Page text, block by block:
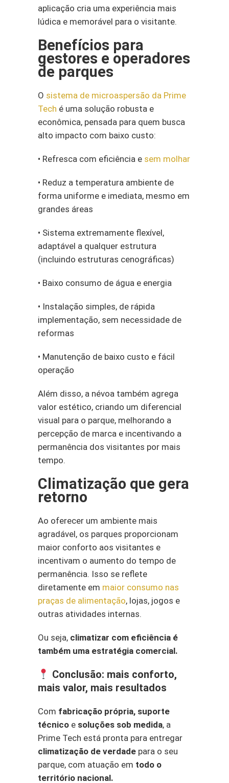
aplicação cria uma experiência mais
lúdica e memorável para o visitante.
Benefícios para
gestores e operadores
de parques
O sistema de microaspersão da Prime
Tech é uma solução robusta e
econômica, pensada para quem busca
alto impacto com baixo custo:
• Refresca com eficiência e sem molhar
• Reduz a temperatura ambiente de
forma uniforme e imediata, mesmo em
grandes áreas
• Sistema extremamente flexível,
adaptável a qualquer estrutura
(incluindo estruturas cenográficas)
• Baixo consumo de água e energia
• Instalação simples, de rápida
implementação, sem necessidade de
reformas
• Manutenção de baixo custo e fácil
operação
Além disso, a névoa também agrega
valor estético, criando um diferencial
visual para o parque, melhorando a
percepção de marca e incentivando a
permanência dos visitantes por mais
tempo.
Climatização que gera
retorno
Ao oferecer um ambiente mais
agradável, os parques proporcionam
maior conforto aos visitantes e
incentivam o aumento do tempo de
permanência. Isso se reflete
diretamente em maior consumo nas
praças de alimentação, lojas, jogos e
outras atividades internas.
Ou seja, climatizar com eficiência é
também uma estratégia comercial.
Conclusão: mais conforto,
mais valor, mais resultados
Com fabricação própria, suporte
técnico e soluções sob medida, a
Prime Tech está pronta para entregar
climatização de verdade para o seu
parque, com atuação em todo o
território nacional.